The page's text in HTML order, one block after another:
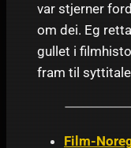
var stjerner
om dei. Eg
gullet i
fram til
Film-